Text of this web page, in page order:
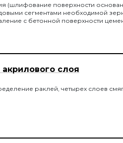
(шлифование поверхности
сегментами необходимой
с бетонной поверхности
слоя
раклей, четырех слоев